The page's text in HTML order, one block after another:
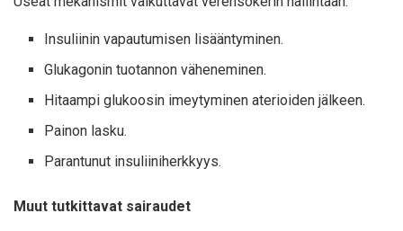
Insuliinin vapautumisen lisääntyminen.
Glukagonin tuotannon väheneminen.
Hitaampi glukoosin imeytyminen aterioiden jälkeen.
Painon lasku.
Parantunut insuliiniherkkyys.
Muut tutkittavat sairaudet